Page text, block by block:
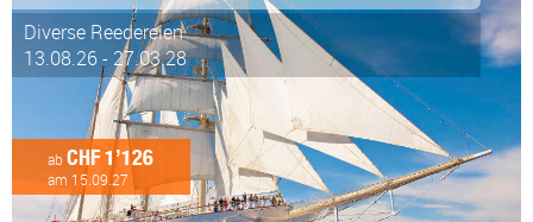
Diverse Reedereien
13.08.26 - 27.03.28
ab CHF 1’126
am 15.09.27